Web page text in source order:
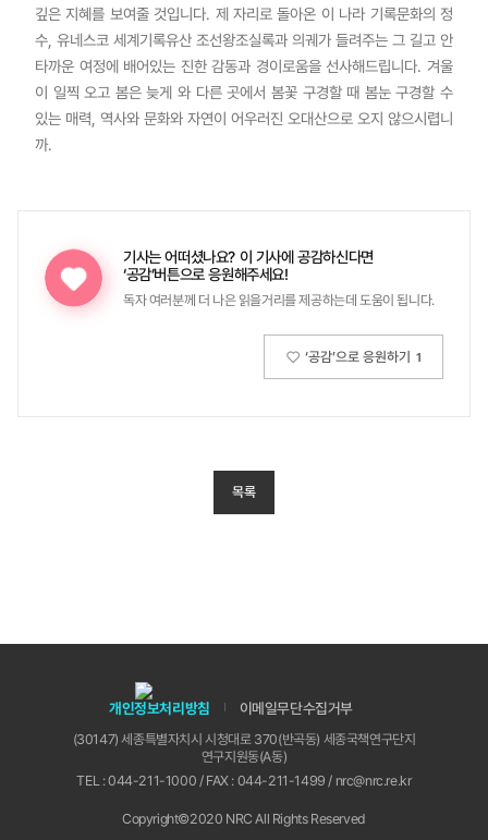
깊은 지혜를 보여줄 것입니다. 제 자리로 돌아온 이 나라 기록문화의 정
수, 유네스코 세계기록유산 조선왕조실록과 의궤가 들려주는 그 길고 안
타까운 여정에 배어있는 진한 감동과 경이로움을 선사해드립니다. 겨울
이 일찍 오고 봄은 늦게 와 다른 곳에서 봄꽃 구경할 때 봄눈 구경할 수
있는 매력, 역사와 문화와 자연이 어우러진 오대산으로 오지 않으시렵니
까.
기사는 어떠셨나요? 이 기사에 공감하신다면
‘공감’버튼으로 응원해주세요!
독자 여러분께 더 나은 읽을거리를 제공하는데 도움이 됩니다.
‘공감’으로 응원하기 1
목록
개인정보처리방침 이메일무단수집거부
(30147) 세종특별자치시 시청대로 370(반곡동) 세종국책연구단지
연구지원동(A동)
TEL : 044-211-1000 / FAX : 044-211-1499 / nrc@nrc.re.kr
Copyright©2020 NRC All Rights Reserved